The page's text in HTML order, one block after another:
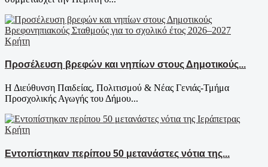
Κρήτη
Προσέλευση βρεφών και νηπίων στους Δημοτικούς...
Η Διεύθυνση Παιδείας, Πολιτισμού & Νέας Γενιάς-Τμήμα
Προσχολικής Αγωγής του Δήμου...
Κρήτη
Εντοπίστηκαν περίπου 50 μετανάστες νότια της...